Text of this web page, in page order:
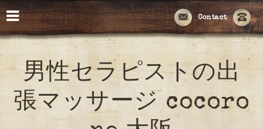
Contact
男性セラピストの出
張マッサージ cocoro